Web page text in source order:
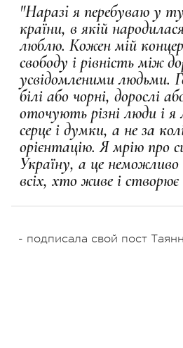
"Наразi я перебуваю у
краïни, в якій
люблю. Кожен мій
свободу і рівність між
усвідомленими людьми.
білі або чорні, дорослі
оточують різні люди і я
серце і думки, а не за
орієнтацію. Я мрію про
Україну, а це неможливо
всіх, хто живе і створює
- подписала свой пост